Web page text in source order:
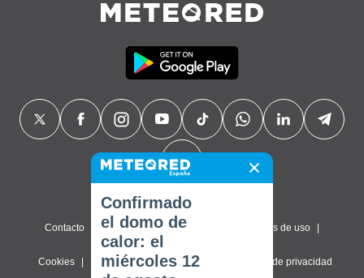
Contacto Sobre nosotros Términos de uso
Cookies Política de privacidad Configuración de privacidad
Confirmado
el domo de
calor: el
miércoles 12